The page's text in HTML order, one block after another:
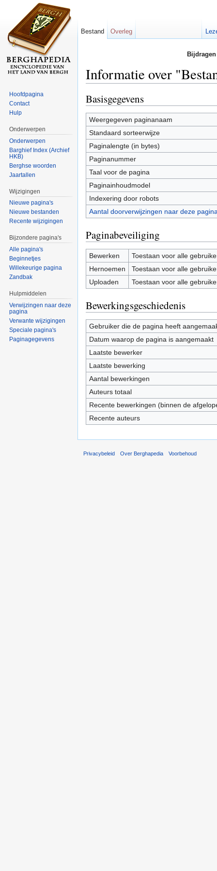
Informatie over
Basisgegevens
Weergegeven paginanaam
Standaard sorteerwijze
Paginalengte (in bytes)
Paginanummer
Taal voor de pagina
Paginainhoudmodel
Indexering door robots
Aantal doorverwijzingen naar deze
Paginabeveiliging
Bewerken
Toestaan voor alle
Hernoemen
Toestaan voor alle
Uploaden
Toestaan voor alle
Bewerkingsgeschiedenis
Gebruiker die de pagina heeft
Datum waarop de pagina is aangemaakt
Laatste bewerker
Laatste bewerking
Aantal bewerkingen
Auteurs totaal
Recente bewerkingen (binnen de
Recente auteurs
Bestand Overleg
Hoofdpagina
Contact
Hulp
Onderwerpen
Onderwerpen
Barghief Index (Archief
HKB)
Berghse woorden
Jaartallen
Wijzigingen
Nieuwe pagina's
Nieuwe bestanden
Recente wijzigingen
Bijzondere pagina's
Alle pagina's
Beginnetjes
Willekeurige pagina
Zandbak
Hulpmiddelen
Verwijzingen naar deze
pagina
Verwante wijzigingen
Speciale pagina's
Paginagegevens
Privacybeleid Over Berghapedia Voorbehoud